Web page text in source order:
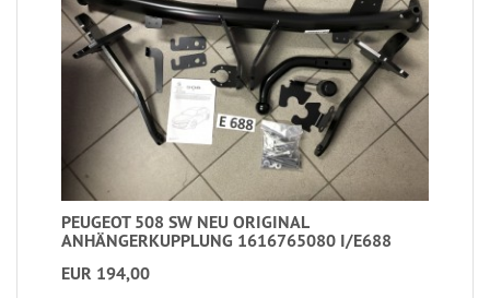
PEUGEOT 508 SW NEU ORIGINAL
ANHÄNGERKUPPLUNG 1616765080 I/E688
EUR 194,00